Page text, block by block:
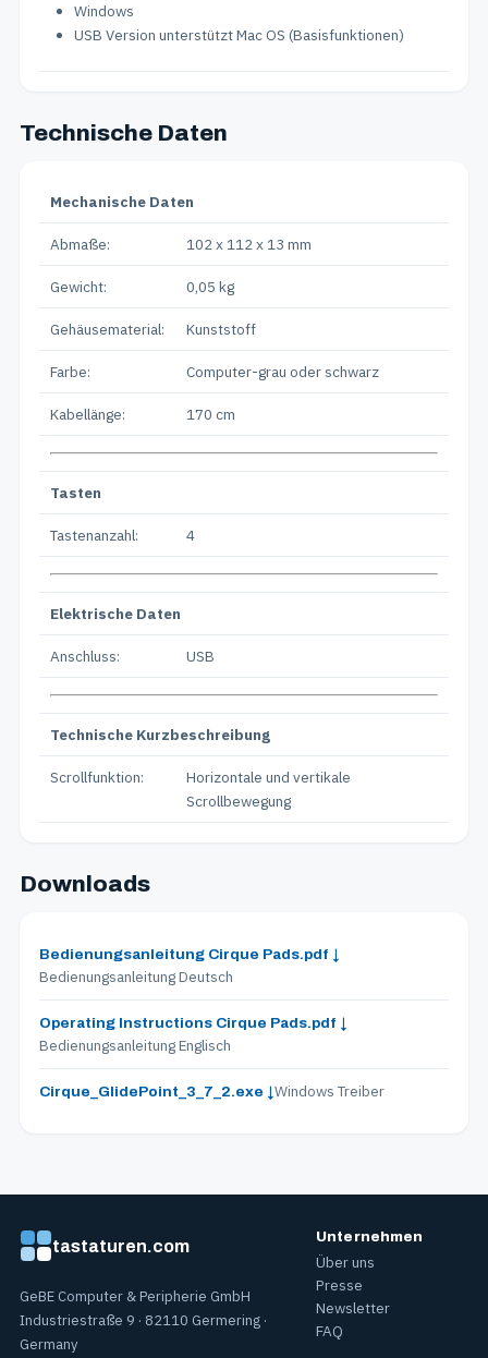
Windows
USB Version unterstützt Mac OS (Basisfunktionen)
Technische Daten
Mechanische Daten
Abmaße: 102 x 112 x 13 mm
Gewicht: 0,05 kg
Gehäusematerial: Kunststoff
Farbe: Computer-grau oder schwarz
Kabellänge: 170 cm
Tasten
Tastenanzahl: 4
Elektrische Daten
Anschluss: USB
Technische Kurzbeschreibung
Scrollfunktion:
Horizontale und vertikale
Scrollbewegung
Downloads
Bedienungsanleitung Cirque Pads.pdf ↓
Bedienungsanleitung Deutsch
Operating Instructions Cirque Pads.pdf ↓
Bedienungsanleitung Englisch
Cirque_GlidePoint_3_7_2.exe ↓Windows Treiber
tastaturen.com
GeBE Computer & Peripherie GmbH
Industriestraße 9 · 82110 Germering ·
Germany
Unternehmen
Über uns
Presse
Newsletter
FAQ